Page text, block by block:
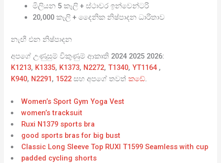
මිලියන 5 කෑලි + ස්ථාවර ඉන්වෙන්ටරි
20,000 කෑලි + දෛනික නිෂ්පාදන ධාරිතාව
නැඟී එන නිෂ්පාදන
අපගේ උණුසුම් විකුණුම් ආකෘති 2024 2025 2026:
K1213, K1335, K1373, N2272,T1340,YT1164 ,
K940, N2291, 1522සහ අපගේ තවත්කඩේ.
Women’s Sport Gym Yoga Vest
women’s tracksuit
Ruxi N1379 sports bra
good sports bras for big bust
Classic Long Sleeve Top RUXI T1599 Seamless with cup
padded cycling shorts